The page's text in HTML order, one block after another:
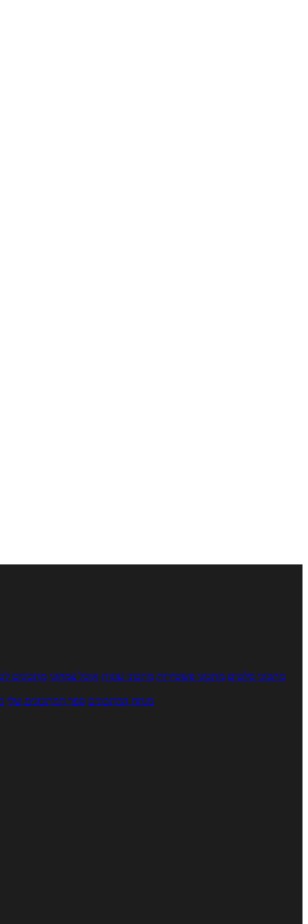
מתכוני סלטים מתכוני פשטידות מתכוני עוגות אוכל צמחוני מתכונים
מנתח המתכונים ספר המתכונים שלי